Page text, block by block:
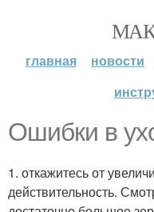
главная новости
Ошибки в
1. откажитесь от
действительность.